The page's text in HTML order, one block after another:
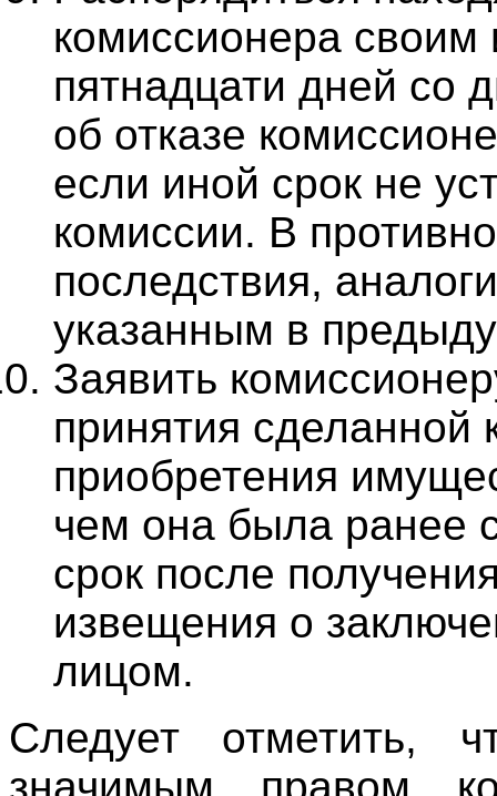
комиссионера
пятнадцати дней со
об отказе
если иной срок не
комиссии. В
последствия,
указанным в
Заявить
принятия сделанной
приобретения
чем она была ранее
срок после
извещения о
лицом.
Следует отметить,